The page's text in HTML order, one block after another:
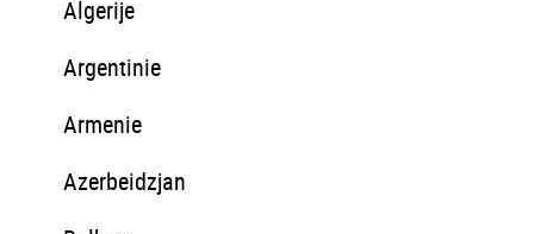
Algerije
Argentinie
Armenie
Azerbeidzjan